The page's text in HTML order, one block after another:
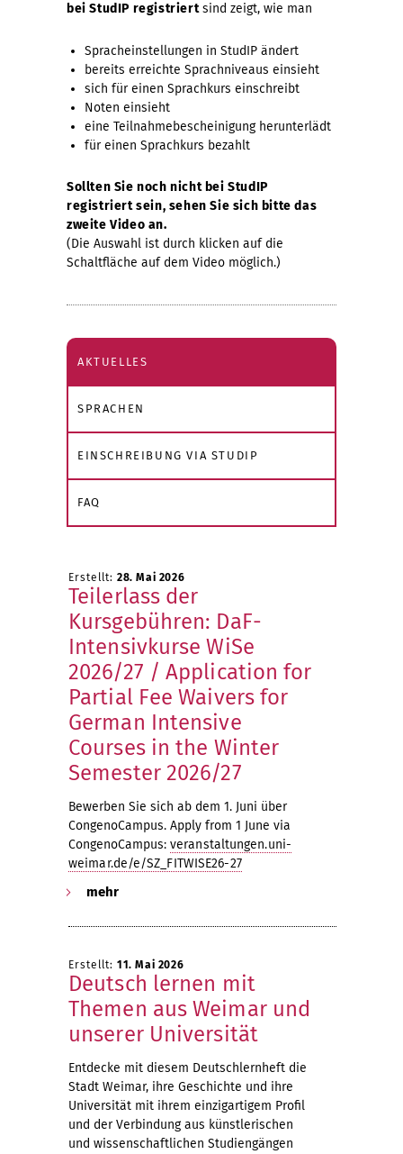
a
r
b
e
i
t
l
a
t
z
f
ü
bei StudIP registriertsind zeigt, wie man
Spracheinstellungen in StudIP ändert
bereits erreichte Sprachniveaus einsieht
sich für einen Sprachkurs einschreibt
Noten einsieht
eine Teilnahmebescheinigung herunterlädt
für einen Sprachkurs bezahlt
Sollten Sie noch nicht bei StudIP
registriert sein, sehen Sie sich bitte das
zweite Video an.
(Die Auswahl ist durch klicken auf die
Schaltfläche auf dem Video möglich.)
AKTUELLES
SPRACHEN
EINSCHREIBUNG VIA STUDIP
FAQ
Erstellt: 28. Mai 2026
Teilerlass der
Kursgebühren: DaF-
Intensivkurse WiSe
2026/27 / Application for
Partial Fee Waivers for
German Intensive
Courses in the Winter
Semester 2026/27
Bewerben Sie sich ab dem 1. Juni über
CongenoCampus. Apply from 1 June via
CongenoCampus: veranstaltungen.uni-
weimar.de/e/SZ_FITWISE26-27
mehr
Erstellt: 11. Mai 2026
Deutsch lernen mit
Themen aus Weimar und
unserer Universität
Entdecke mit diesem Deutschlernheft die
Stadt Weimar, ihre Geschichte und ihre
Universität mit ihrem einzigartigem Profil
und der Verbindung aus künstlerischen
und wissenschaftlichen Studiengängen